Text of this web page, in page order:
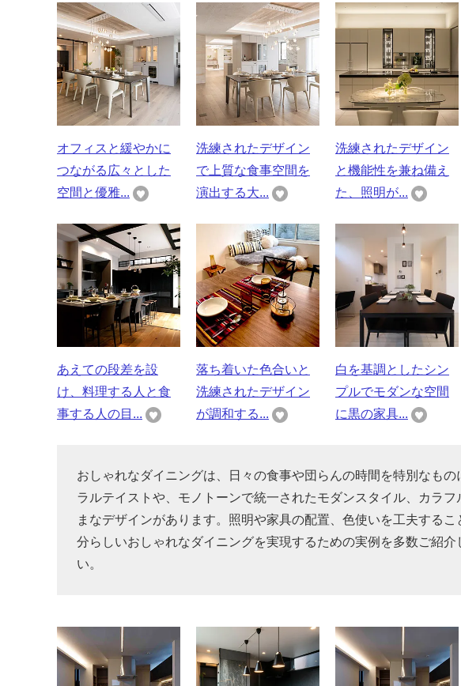
オフィスと緩やかに
つながる広々とした
空間と優雅...
洗練されたデザイン
で上質な食事空間を
演出する大...
洗練されたデザイン
と機能性を兼ね備え
た、照明が...
あえての段差を設
け、料理する人と食
事する人の目...
落ち着いた色合いと
洗練されたデザイン
が調和する...
白を基調としたシン
プルでモダンな空間
に黒の家具...
おしゃれなダイニングは、日々の食事や団らんの時間を特別なも
ラルテイストや、モノトーンで統一されたモダンスタイル、カラ
まなデザインがあります。照明や家具の配置、色使いを工夫する
分らしいおしゃれなダイニングを実現するための実例を多数ご紹
い。